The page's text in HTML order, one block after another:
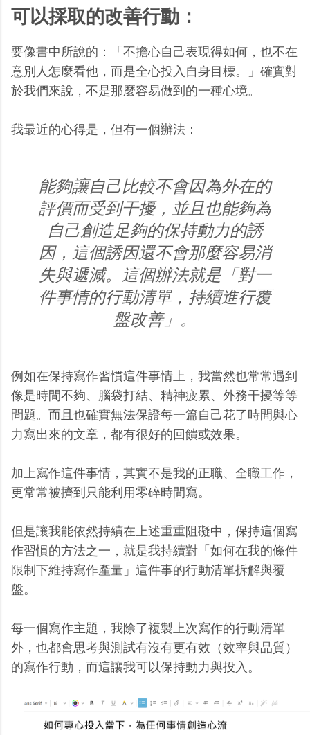
可以採取的改善行動：
要像書中所說的：「不擔心自己表現得如何，也不在
意別人怎麼看他，而是全心投入自身目標。」確實對
於我們來說，不是那麼容易做到的一種心境。
我最近的心得是，但有一個辦法：
能夠讓自己比較不會因為外在的
評價而受到干擾，並且也能夠為
自己創造足夠的保持動力的誘
因，這個誘因還不會那麼容易消
失與遞減。這個辦法就是「對一
件事情的行動清單，持續進行覆
盤改善」。
例如在保持寫作習慣這件事情上，我當然也常常遇到
像是時間不夠、腦袋打結、精神疲累、外務干擾等等
問題。而且也確實無法保證每一篇自己花了時間與心
力寫出來的文章，都有很好的回饋或效果。
加上寫作這件事情，其實不是我的正職、全職工作，
更常常被擠到只能利用零碎時間寫。
但是讓我能依然持續在上述重重阻礙中，保持這個寫
作習慣的方法之一，就是我持續對「如何在我的條件
限制下維持寫作產量」這件事的行動清單拆解與覆
盤。
每一個寫作主題，我除了複製上次寫作的行動清單
外，也都會思考與測試有沒有更有效（效率與品質）
的寫作行動，而這讓我可以保持動力與投入。